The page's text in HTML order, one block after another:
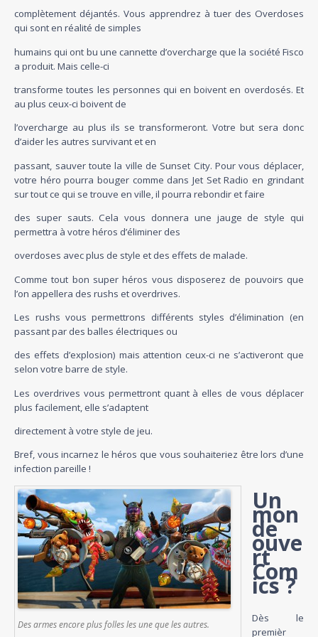
complètement déjantés. Vous apprendrez à tuer des Overdoses
qui sont en réalité de simples
humains qui ont bu une cannette d’overcharge que la société Fisco
a produit. Mais celle-ci
transforme toutes les personnes qui en boivent en overdosés. Et
au plus ceux-ci boivent de
l’overcharge au plus ils se transformeront. Votre but sera donc
d’aider les autres survivant et en
passant, sauver toute la ville de Sunset City. Pour vous déplacer,
votre héro pourra bouger comme dans Jet Set Radio en grindant
sur tout ce qui se trouve en ville, il pourra rebondir et faire
des super sauts. Cela vous donnera une jauge de style qui
permettra à votre héros d’éliminer des
overdoses avec plus de style et des effets de malade.
Comme tout bon super héros vous disposerez de pouvoirs que
l’on appellera des rushs et overdrives.
Les rushs vous permettrons différents styles d’élimination (en
passant par des balles électriques ou
des effets d’explosion) mais attention ceux-ci ne s’activeront que
selon votre barre de style.
Les overdrives vous permettront quant à elles de vous déplacer
plus facilement, elle s’adaptent
directement à votre style de jeu.
Bref, vous incarnez le héros que vous souhaiteriez être lors d’une
infection pareille !
Des armes encore plus folles les une que les autres.
Un
mon
de
ouve
rt
Com
ics ?
Dès le
premièr